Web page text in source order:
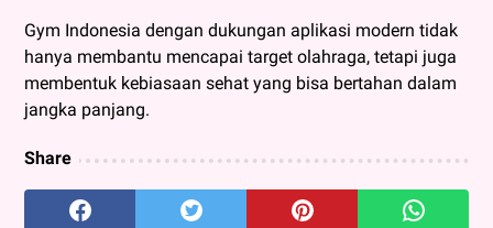
Gym Indonesia dengan dukungan aplikasi modern tidak
hanya membantu mencapai target olahraga, tetapi juga
membentuk kebiasaan sehat yang bisa bertahan dalam
jangka panjang.
Share